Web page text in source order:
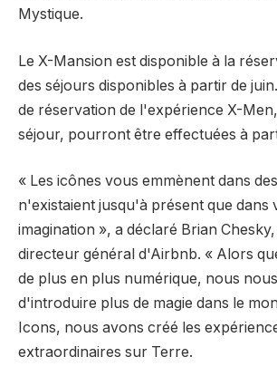
Mystique.
Le X-Mansion est disponible à la
des séjours disponibles à partir de
de réservation de l'expérience X-
séjour, pourront être effectuées à
« Les icônes vous emmènent dans
n'existaient jusqu'à présent que dans
imagination », a déclaré Brian
directeur général d'Airbnb. « Alors
de plus en plus numérique, nous
d'introduire plus de magie dans le
Icons, nous avons créé les
extraordinaires sur Terre.